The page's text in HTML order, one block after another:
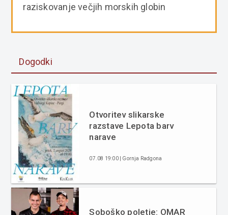
raziskovanje večjih morskih globin
Dogodki
Otvoritev slikarske
razstave Lepota barv
narave
07.08 19:00 | Gornja Radgona
Soboško poletje: OMAR